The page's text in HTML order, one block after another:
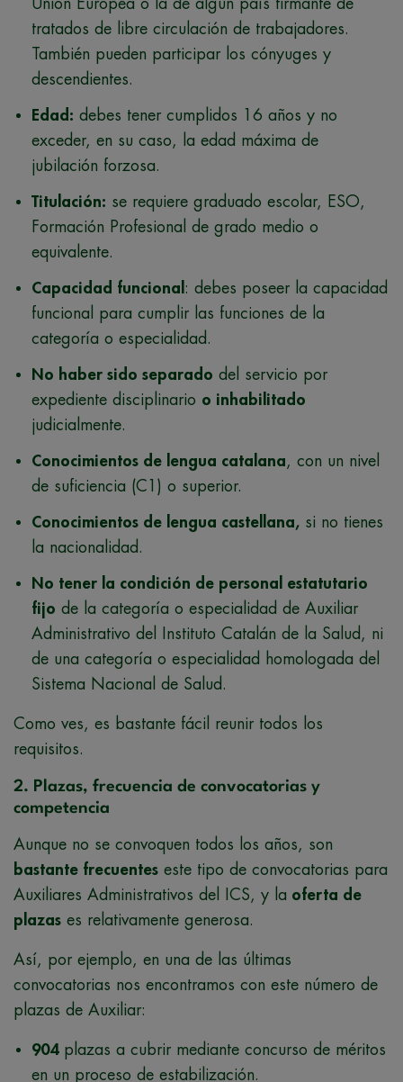
Unión Europea o la de algún país firmante de
tratados de libre circulación de trabajadores.
También pueden participar los cónyuges y
descendientes.
Edad: debes tener cumplidos 16 años y no
exceder, en su caso, la edad máxima de
jubilación forzosa.
Titulación: se requiere graduado escolar, ESO,
Formación Profesional de grado medio o
equivalente.
Capacidad funcional : debes poseer la capacidad
funcional para cumplir las funciones de la
categoría o especialidad.
No haber sido separado del servicio por
expediente disciplinario o inhabilitado
judicialmente.
Conocimientos de lengua catalana, con un nivel
de suficiencia (C1) o superior.
Conocimientos de lengua castellana, si no tienes
la nacionalidad.
No tener la condición de personal estatutario
fijo de la categoría o especialidad de Auxiliar
Administrativo del Instituto Catalán de la Salud, ni
de una categoría o especialidad homologada del
Sistema Nacional de Salud.
Como ves, es bastante fácil reunir todos los
requisitos.
2. Plazas, frecuencia de convocatorias y
competencia
Aunque no se convoquen todos los años, son
bastante frecuentes este tipo de convocatorias para
Auxiliares Administrativos del ICS, y la oferta de
plazas es relativamente generosa.
Así, por ejemplo, en una de las últimas
convocatorias nos encontramos con este número de
plazas de Auxiliar:
904plazas a cubrir mediante concurso de méritos
en un proceso de estabilización.